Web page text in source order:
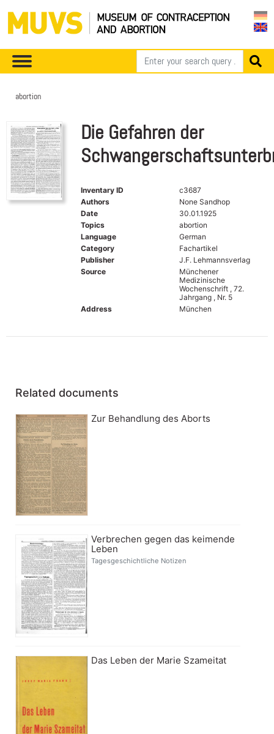
abortion
Die Gefahren der
Inventary ID
c3687
Authors
None Sandhop
Date
30.01.1925
Topics
abortion
Language
German
Category
Fachartikel
Publisher
J.F. Lehmannsverlag
Source
Münchener
Medizinische
Wochenschrift , 72.
Jahrgang , Nr. 5
Address
München
Related documents
Zur Behandlung des Aborts
Verbrechen gegen das keimende
Leben
Tagesgeschichtliche Notizen
Das Leben der Marie Szameitat